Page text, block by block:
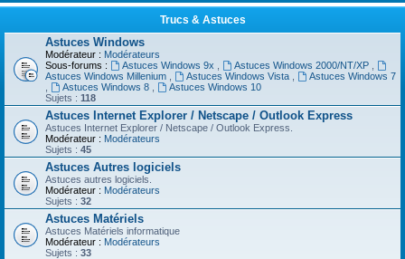
Trucs & Astuces
Astuces Windows
Modérateur : Modérateurs
Sous-forums :
Astuces Windows 9x Astuces Windows 2000/NT/XP
Astuces Windows Millenium
Astuces Windows Vista
Astuces Windows 7
Astuces Windows 8
Astuces Windows 10
Sujets : 118
Astuces Internet Explorer / Netscape / Outlook Express
Astuces Internet Explorer / Netscape / Outlook Express.
Modérateur : Modérateurs
Sujets : 45
Astuces Autres logiciels
Astuces autres logiciels.
Modérateur : Modérateurs
Sujets : 32
Astuces Matériels
Astuces Matériels informatique
Modérateur : Modérateurs
Sujets : 33